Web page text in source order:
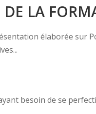
DE LA
élaborée sur
besoin de se